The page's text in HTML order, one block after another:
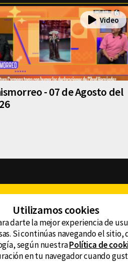
- 07 de Agosto del
CONTACTO
AVISO DE
AVISO LEGAL
Utilizamos cookies
darte la mejor experiencia de
Si continúas navegando el
según nuestraPolítica de
en tu navegador cuando